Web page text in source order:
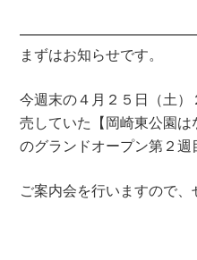
まずはお知らせです。
今週末の４月２５日（土
売していた【岡崎東公園
のグランドオープン第２週
ご案内会を行いますので、